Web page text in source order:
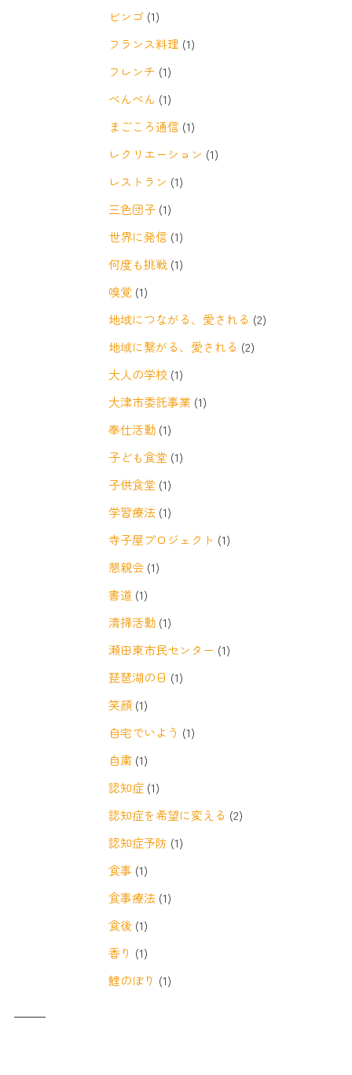
ビンゴ (1)
フランス料理 (1)
フレンチ (1)
べんべん (1)
まごころ通信 (1)
レクリエーション (1)
レストラン (1)
三色団子 (1)
世界に発信 (1)
何度も挑戦 (1)
嗅覚 (1)
地域につながる、愛される (2)
地域に繋がる、愛される (2)
大人の学校 (1)
大津市委託事業 (1)
奉仕活動 (1)
子ども食堂 (1)
子供食堂 (1)
学習療法 (1)
寺子屋プロジェクト (1)
懇親会 (1)
書道 (1)
清掃活動 (1)
瀬田東市民センター (1)
琵琶湖の日 (1)
笑顔 (1)
自宅でいよう (1)
自粛 (1)
認知症 (1)
認知症を希望に変える (2)
認知症予防 (1)
食事 (1)
食事療法 (1)
食後 (1)
香り (1)
鯉のぼり (1)